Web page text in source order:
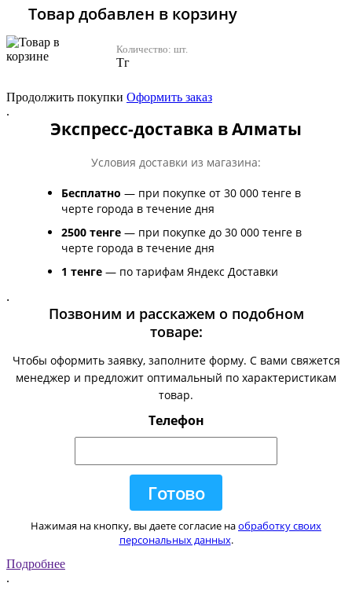
Товар добавлен в корзину
Количество: шт.
Тг
Продолжить покупки Оформить заказ
.
Экспресс-доставка в Алматы
Условия доставки из магазина:
Бесплатно — при покупке от 30 000 тенге в
черте города в течение дня
2500 тенге — при покупке до 30 000 тенге в
черте города в течение дня
1 тенге — по тарифам Яндекс Доставки
.
Позвоним и расскажем о подобном
товаре:
Чтобы оформить заявку, заполните форму. С вами свяжется
менеджер и предложит оптимальный по характеристикам
товар.
Телефон
Нажимая на кнопку, вы даете согласие наобработку своих
персональных данных.
Подробнее
.